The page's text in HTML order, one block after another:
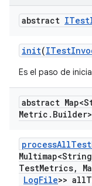
abstract ITest
init(ITest
Es el paso de
abstract
Metric . Builder>
processAllTest
Multimap<String
TestMetrics,
LogFile>> all